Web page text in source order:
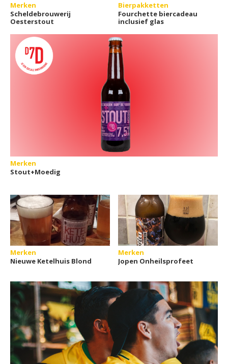
Merken
Scheldebrouwerij
Oesterstout
Bierpakketten
Fourchette biercadeau
inclusief glas
Merken
Stout+Moedig
Merken
Nieuwe Ketelhuis Blond
Merken
Jopen Onheilsprofeet